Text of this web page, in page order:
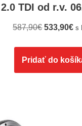
2.0 TDI od r.v.
587,90€ 533,90€ s
Pridať do